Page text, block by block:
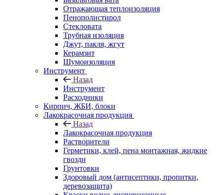
Отражающая теплоизоляция
Пенополистирол
Стекловата
Трубная изоляция
Джут, пакля, жгут
Керамзит
Шумоизоляция
Инструмент
Назад
Инструмент
Расходники
Кирпич, ЖБИ, блоки
Лакокрасочная продукция
Назад
Лакокрасочная продукция
Растворители
Герметики, клей, пена монтажная, жидкие
гвозди
Грунтовки
Здоровый дом (антисептики, пропитки,
деревозащита)